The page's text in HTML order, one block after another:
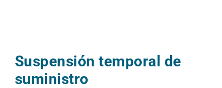
Suspensión temporal de
suministro